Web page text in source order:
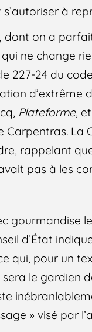
à
dont on a
ne change
227-24 du
Plateforme,
La
rappelant
pas à les
gourmandise
d’État
qui, pour un
sera le gardien
» visé par